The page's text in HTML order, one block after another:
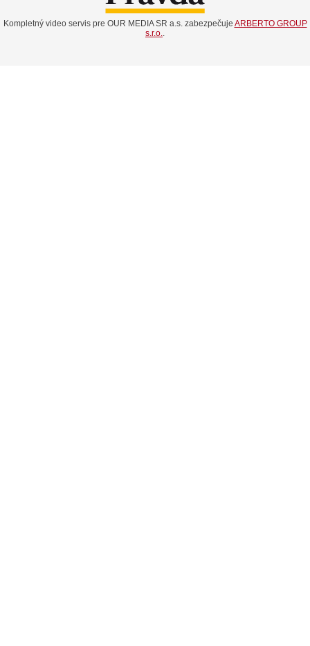
Kompletný video servis pre OUR MEDIA SR a.s. zabezpečuje ARBERTO GROUP
s.r.o..